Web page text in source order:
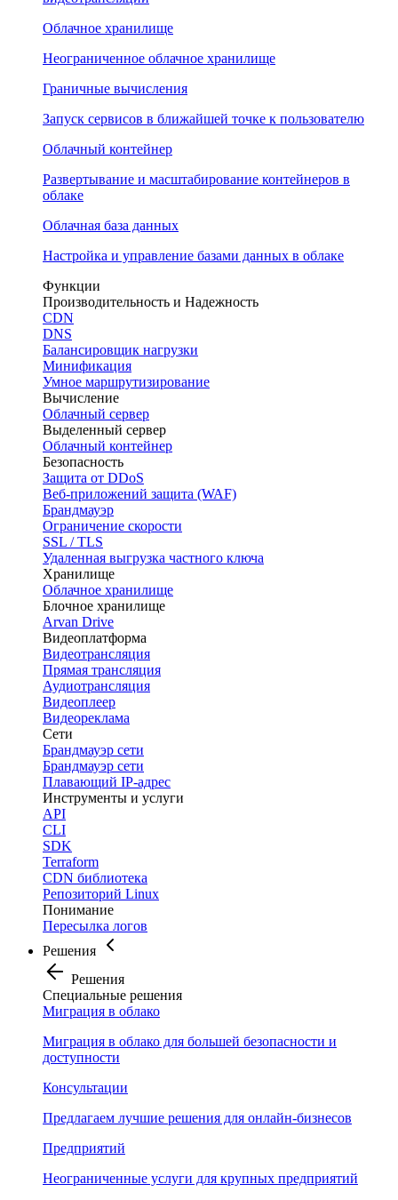
Облачное хранилище
Неограниченное облачное хранилище
Граничные вычисления
Запуск сервисов в ближайшей точке к пользователю
Облачный контейнер
Развертывание и масштабирование контейнеров в
облаке
Облачная база данных
Настройка и управление базами данных в облаке
Функции
Производительность и Надежность
CDN
DNS
Балансировщик нагрузки
Минификация
Умное маршрутизирование
Вычисление
Облачный сервер
Выделенный сервер
Облачный контейнер
Безопасность
Защита от DDoS
Веб-приложений защита (WAF)
Брандмауэр
Ограничение скорости
SSL / TLS
Удаленная выгрузка частного ключа
Хранилище
Облачное хранилище
Блочное хранилище
Arvan Drive
Видеоплатформа
Видеотрансляция
Прямая трансляция
Аудиотрансляция
Видеоплеер
Видеореклама
Сети
Брандмауэр сети
Брандмауэр сети
Плавающий IP-адрес
Инструменты и услуги
API
CLI
SDK
Terraform
CDN библиотека
Репозиторий Linux
Понимание
Пересылка логов
Решения
Решения
Специальные решения
Миграция в облако
Миграция в облако для большей безопасности и
доступности
Консультации
Предлагаем лучшие решения для онлайн-бизнесов
Предприятий
Неограниченные услуги для крупных предприятий